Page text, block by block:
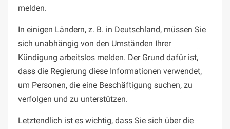
melden.
In einigen Ländern, z. B. in Deutschland, müssen Sie
sich unabhängig von den Umständen Ihrer
Kündigung arbeitslos melden. Der Grund dafür ist,
dass die Regierung diese Informationen verwendet,
um Personen, die eine Beschäftigung suchen, zu
verfolgen und zu unterstützen.
Letztendlich ist es wichtig, dass Sie sich über die